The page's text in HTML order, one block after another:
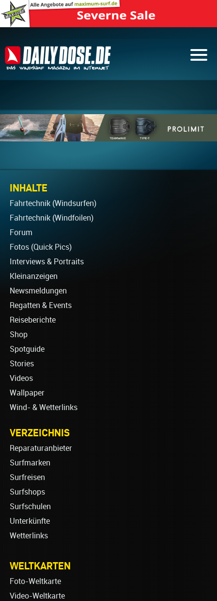
INHALTE
Fahrtechnik (Windsurfen)
Fahrtechnik (Windfoilen)
Forum
Fotos (Quick Pics)
Interviews & Portraits
Kleinanzeigen
Newsmeldungen
Regatten & Events
Reiseberichte
Shop
Spotguide
Stories
Videos
Wallpaper
Wind- & Wetterlinks
VERZEICHNIS
Reparaturanbieter
Surfmarken
Surfreisen
Surfshops
Surfschulen
Unterkünfte
Wetterlinks
WELTKARTEN
Foto-Weltkarte
Video-Weltkarte